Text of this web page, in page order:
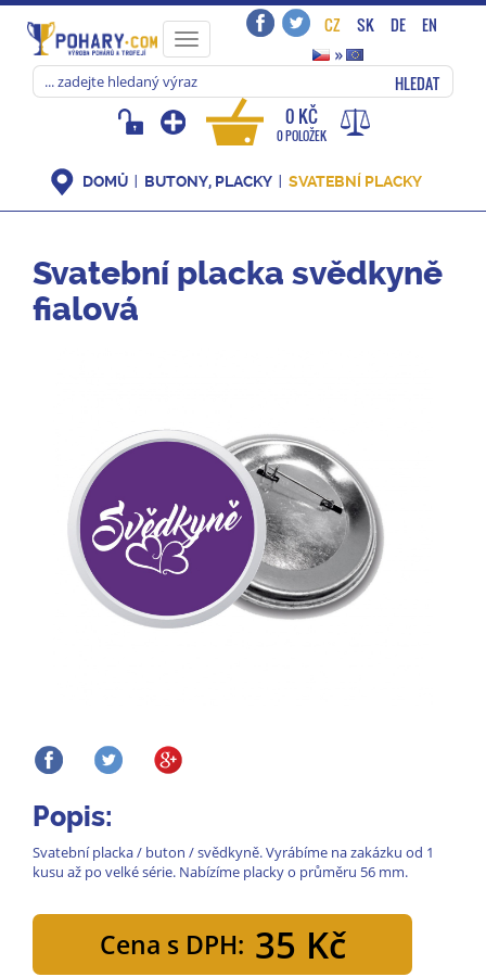
Toggle
navigation
CZ SK DE
EN
»
HLEDAT
0 KČ
0 POLOŽEK
DOMŮ BUTONY, PLACKY SVATEBNÍ PLACKY
Svatební placka svědkyně
fialová
Popis:
Svatební placka / buton / svědkyně. Vyrábíme na zakázku od 1
kusu až po velké série. Nabízíme placky o průměru 56 mm.
Cena s DPH: 35 Kč